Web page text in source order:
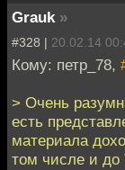
Grauk »
#328 | 20.02.14
Кому: петр_78,
> Очень
есть
материала
том числе и до